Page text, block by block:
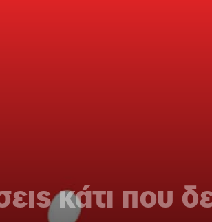
κάτι που